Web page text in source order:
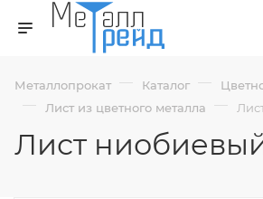
Металлопрокат — Каталог —
— Лист из цветного металла —
Лист